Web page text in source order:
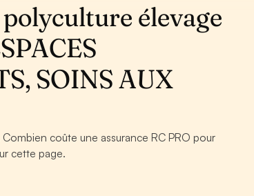
élevage
SOINS AUX
coûte une assurance RC PRO pour
cette page.